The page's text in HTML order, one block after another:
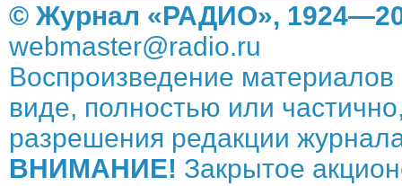
© Журнал «РАДИО»,
webmaster@radio.ru
Воспроизведение
виде, полностью или
разрешения редакции
ВНИМАНИЕ! Закрытое